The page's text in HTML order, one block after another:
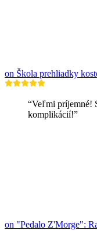
on Škola prehliadky
“Veľmi príjemné!
komplikácií!”
on "Pedalo Z'Morge":